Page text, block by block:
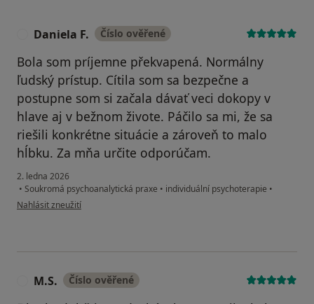
Daniela F. Číslo ověřené
Bola som príjemne překvapená. Normálny
ľudský prístup. Cítila som sa bezpečne a
postupne som si začala dávať veci dokopy v
hlave aj v bežnom živote. Páčilo sa mi, že sa
riešili konkrétne situácie a zároveň to malo
hĺbku. Za mňa určite odporúčam.
2. ledna 2026
• Soukromá psychoanalytická praxe • individuální psychoterapie •
podle názoru uživatele Daniela F.
Nahlásit zneužití
M.S. Číslo ověřené